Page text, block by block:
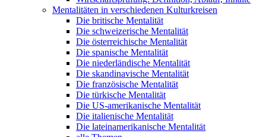
Mentalitäten in verschiedenen Kulturkreisen
Die britische Mentalität
Die schweizerische Mentalität
Die österreichische Mentalität
Die spanische Mentalität
Die niederländische Mentalität
Die skandinavische Mentalität
Die französische Mentalität
Die türkische Mentalität
Die US-amerikanische Mentalität
Die italienische Mentalität
Die lateinamerikanische Mentalität